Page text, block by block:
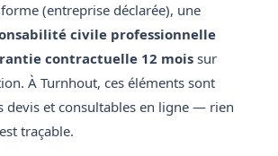
(entreprise déclarée), une
civile professionnelle
contractuelle 12 mois sur
À Turnhout, ces éléments sont
devis et consultables en ligne — rien
traçable.